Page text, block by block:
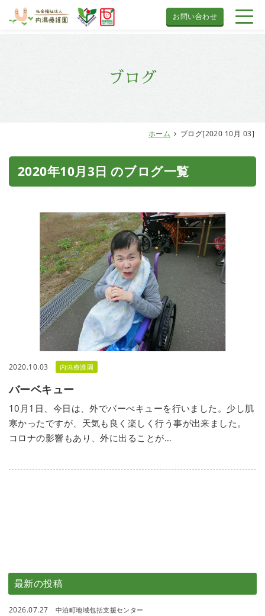
お問い合わせ
ブログ
ホーム ブログ[2020 10月 03]
2020年10月3日 のブログ一覧
2020.10.03 内潟療護園
バーベキュー
10月1日、今日は、外でバーべキューを行いました。少し肌
寒かったですが、天気も良く楽しく行う事が出来ました。
コロナの影響もあり、外に出ることが…
最新の投稿
2026.07.27 中泊町地域包括支援センター